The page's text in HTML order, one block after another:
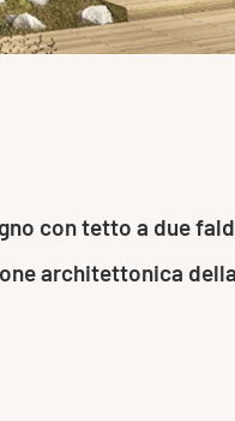
con tetto a due
architettonica